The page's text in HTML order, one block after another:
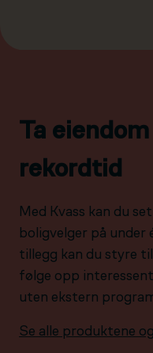
Ta
rekordtid
Med Kvass kan du
boligvelger på under
tillegg kan du styre
følge opp
uten ekstern
Se alle produktene